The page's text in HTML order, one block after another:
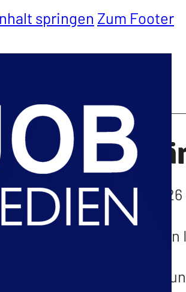
springen Zum Footer
8. August 2026
für Ihr Interesse an
dieser